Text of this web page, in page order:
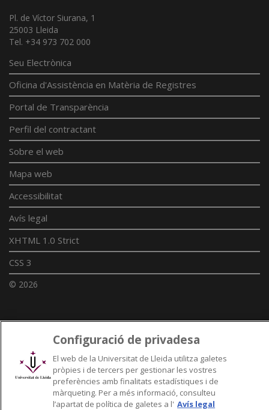
Pl. de Víctor Siurana, 1
25003 Lleida
Tel. +34 973 702 000
Seu Electrònica
Oficina d'Assistència en Matèria de Registres
Portal de Transparència
Perfil del contractant
Sobre el web
Mapa web
Accessibilitat
Avís legal
XHTML 1.0 Strict
CSS 3
© 2026
Enllaços UdL
Xarxes universitàries
Configuració de privadesa
El web de la Universitat de Lleida utilitza galetes
pròpies i de tercers per gestionar les vostres
preferències amb finalitats estadístiques i de
màrqueting. Per a més informació, consulteu
l’apartat de política de galetes a l' Avís legal